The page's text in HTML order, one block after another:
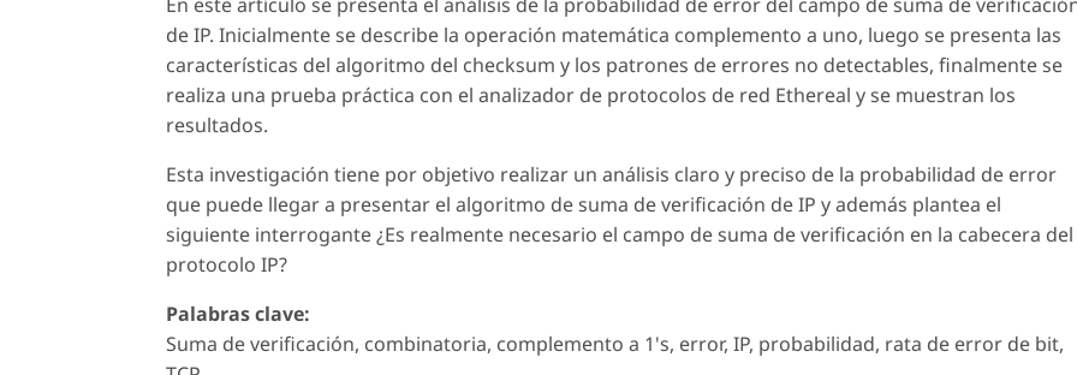
de IP. Inicialmente se describe la operación matemática complemento a uno, luego se presenta las
características del algoritmo del checksum y los patrones de errores no detectables, finalmente se
realiza una prueba práctica con el analizador de protocolos de red Ethereal y se muestran los
resultados.
Esta investigación tiene por objetivo realizar un análisis claro y preciso de la probabilidad de error
que puede llegar a presentar el algoritmo de suma de verificación de IP y además plantea el
siguiente interrogante ¿Es realmente necesario el campo de suma de verificación en la cabecera del
protocolo IP?
Palabras clave:
Suma de verificación, combinatoria, complemento a 1's, error, IP, probabilidad, rata de error de bit,